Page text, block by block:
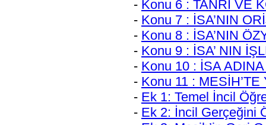
- Konu 6 : TANRI VE
- Konu 7 : İSA’NIN
- Konu 8 : İSA’NIN
- Konu 9 : İSA’ NIN
- Konu 10 : İSA
- Konu 11 : MESİH’TE
- Ek 1: Temel İncil
- Ek 2: İncil Gerçeğini